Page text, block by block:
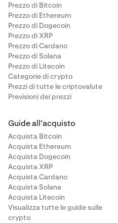
Prezzo di Bitcoin
Prezzo di Ethereum
Prezzo di Dogecoin
Prezzo di XRP
Prezzo di Cardano
Prezzo di Solana
Prezzo di Litecoin
Categorie di crypto
Prezzi di tutte le criptovalute
Previsioni dei prezzi
Guide all'acquisto
Acquista Bitcoin
Acquista Ethereum
Acquista Dogecoin
Acquista XRP
Acquista Cardano
Acquista Solana
Acquista Litecoin
Visualizza tutte le guide sulle
crypto